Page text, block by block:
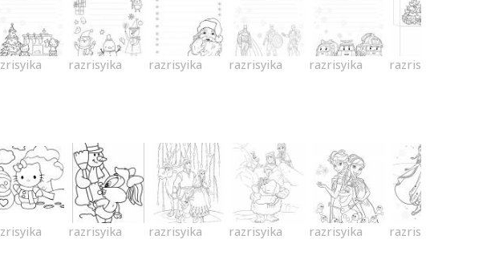
razrisyika razrisyika razrisyika razrisyika razrisyika
razrisyika razrisyika razrisyika razrisyika razrisyika